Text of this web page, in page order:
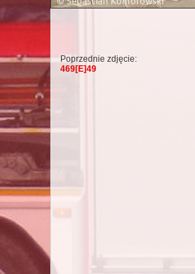
Poprzednie zdjęcie:
469[E]49